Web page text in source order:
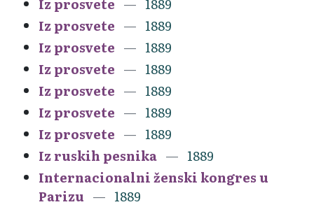
Iz prosvete
1889
Iz prosvete
1889
Iz prosvete
1889
Iz prosvete
1889
Iz prosvete
1889
Iz prosvete
1889
Iz ruskih pesnika
1889
Internacionalni ženski kongres u
Parizu
1889